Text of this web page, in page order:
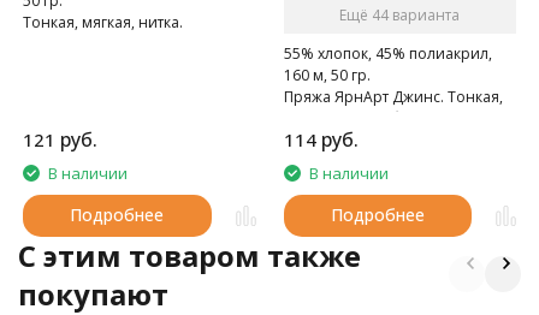
Тонкая, мягкая, нитка.
121 руб.
В наличии
Подробнее
Ещё 44 варианта
55% хлопок, 45% полиакрил,
160 м, 50 гр.
Пряжа ЯрнАрт Джинс. Тонкая,
мягкая, слегка бархатистая
нитка. Очень приятная на
ощупь.
114 руб.
В наличии
Подробнее
C этим товаром также
покупают